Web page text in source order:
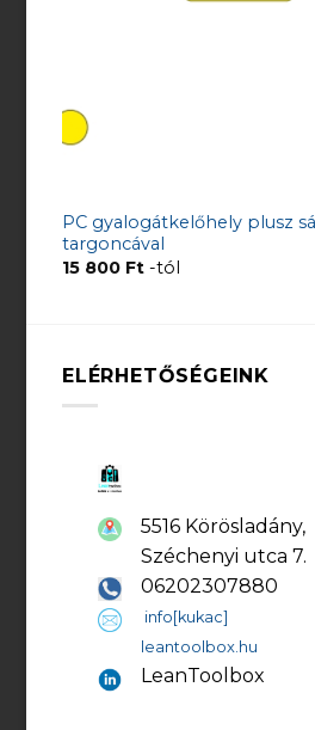
PC gyalogátkelőhely plusz
targoncával
15 800 Ft-tól
ELÉRHETŐSÉGEINK
5516 Körösladány,
Széchenyi utca 7.
06202307880
info[kukac]
leantoolbox.hu
LeanToolbox